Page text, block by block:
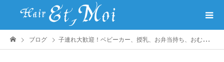
ブログ 子連れ大歓迎！ベビーカー、授乳、お弁当持ち、おむつ替えもできる美容室です！